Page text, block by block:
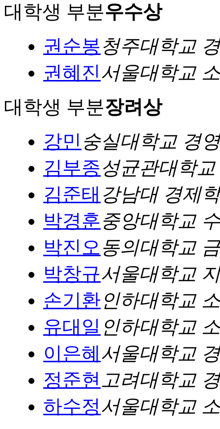
대학생 부분우수상
권순봉청주대학교
권혜진서울대학교
대학생 부분장려상
강민 숭실대학교 경
김부종성균관대학
김준태 강남대 경제
박경훈중앙대학교
박진오동의대학교
박창규서울대학교
손기환 인하대학교
유대일 인하대학교
이은혜서울대학교
정준현 고려대학교
하수정서울대학교